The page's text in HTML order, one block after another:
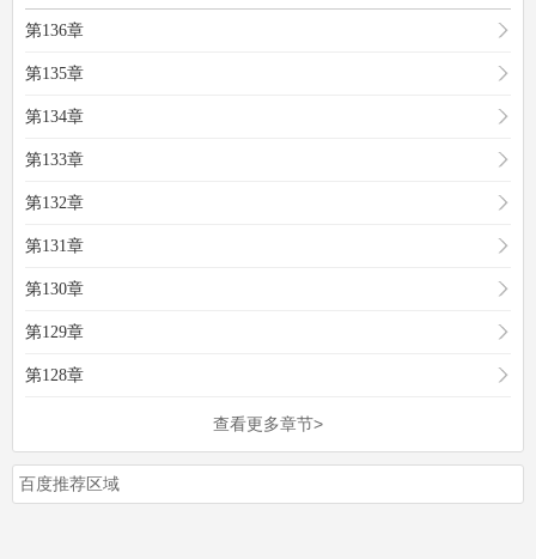
第136章
第135章
第134章
第133章
第132章
第131章
第130章
第129章
第128章
查看更多章节>
百度推荐区域